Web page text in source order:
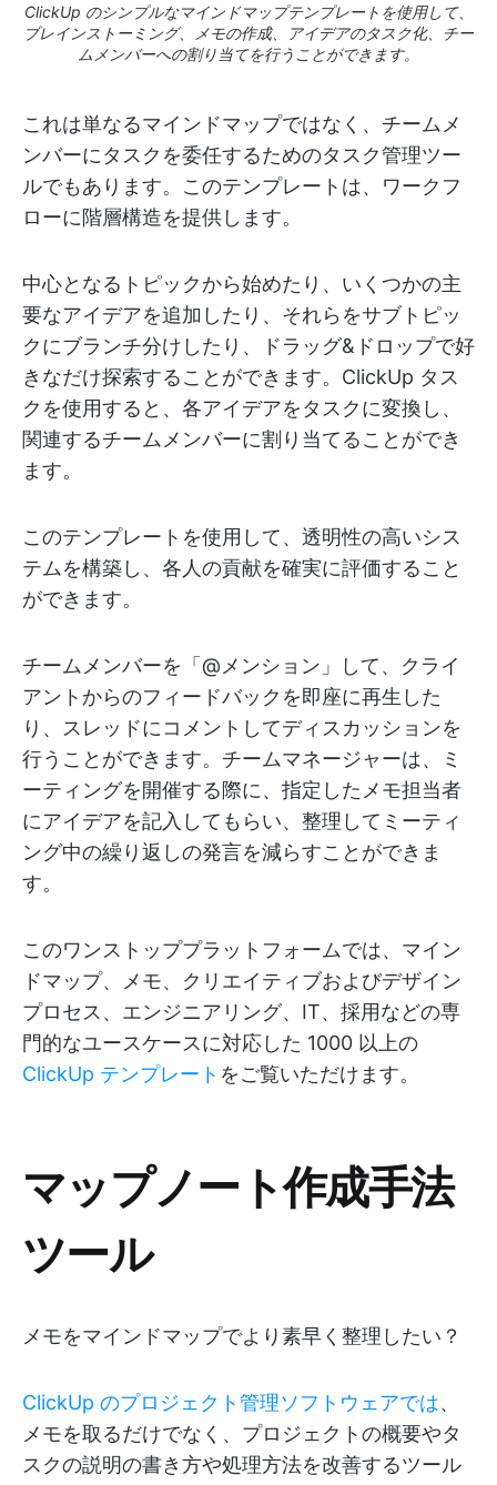
ClickUp のシンプルなマインドマップテンプレートを使用して、
ブレインストーミング、メモの作成、アイデアのタスク化、チー
ムメンバーへの割り当てを行うことができます。
これは単なるマインドマップではなく、チームメ
ンバーにタスクを委任するためのタスク管理ツー
ルでもあります。このテンプレートは、ワークフ
ローに階層構造を提供します。
中心となるトピックから始めたり、いくつかの主
要なアイデアを追加したり、それらをサブトピッ
クにブランチ分けしたり、ドラッグ&ドロップで好
きなだけ探索することができます。ClickUp タス
クを使用すると、各アイデアをタスクに変換し、
関連するチームメンバーに割り当てることができ
ます。
このテンプレートを使用して、透明性の高いシス
テムを構築し、各人の貢献を確実に評価すること
ができます。
チームメンバーを「@メンション」して、クライ
アントからのフィードバックを即座に再生した
り、スレッドにコメントしてディスカッションを
行うことができます。チームマネージャーは、ミ
ーティングを開催する際に、指定したメモ担当者
にアイデアを記入してもらい、整理してミーティ
ング中の繰り返しの発言を減らすことができま
す。
このワンストッププラットフォームでは、マイン
ドマップ、メモ、クリエイティブおよびデザイン
プロセス、エンジニアリング、IT、採用などの専
門的なユースケースに対応した 1000 以上の
ClickUp テンプレート をご覧いただけます。
マップノート作成手法
ツール
メモをマインドマップでより素早く整理したい？
ClickUp のプロジェクト管理ソフトウェアでは、
メモを取るだけでなく、プロジェクトの概要やタ
スクの説明の書き方や処理方法を改善するツール